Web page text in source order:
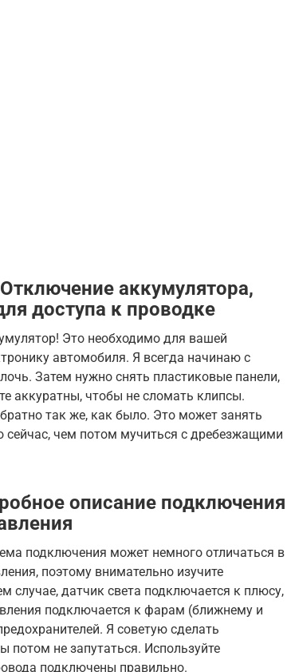
аккумулятора,
доступа к проводке
Это необходимо для вашей
автомобиля. Я всегда начинаю с
Затем нужно снять пластиковые панели,
аккуратны, чтобы не сломать клипсы.
так же, как было. Это может занять
сейчас, чем потом мучиться с дребезжащими
описание подключения
подключения может немного отличаться в
поэтому внимательно изучите
датчик света подключается к плюсу,
подключается к фарам (ближнему и
Я советую сделать
не запутаться. Используйте
подключены правильно.